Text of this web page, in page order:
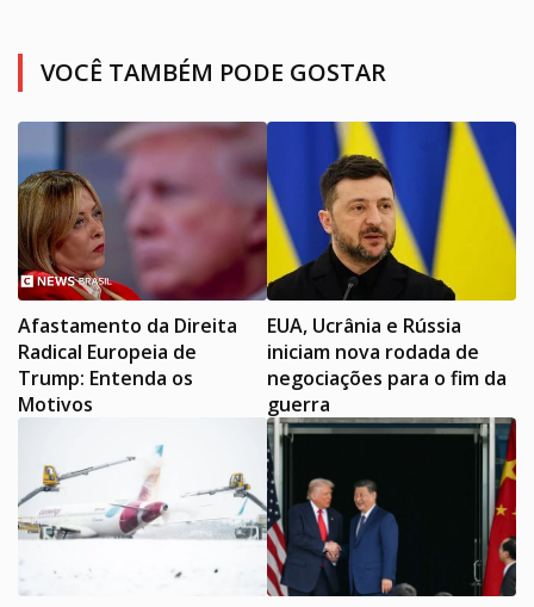
VOCÊ TAMBÉM PODE GOSTAR
Afastamento da Direita
Radical Europeia de
Trump: Entenda os
Motivos
EUA, Ucrânia e Rússia
iniciam nova rodada de
negociações para o fim da
guerra